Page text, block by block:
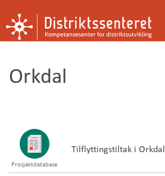
Kontakt oss
Om oss
Orkdal
Prosjektdatabase
Tilflyttingstiltak i Orkdal